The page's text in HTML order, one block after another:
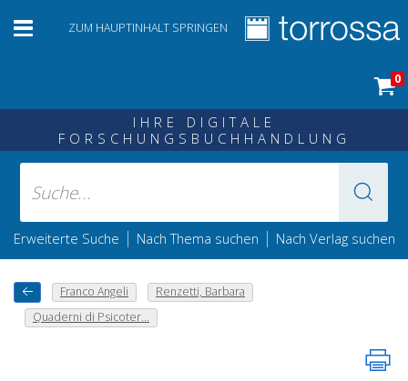
ZUM HAUPTINHALT SPRINGEN
0
IHRE DIGITALE
FORSCHUNGSBUCHHANDLUNG
Erweiterte Suche | Nach Thema suchen | Nach Verlag suchen
Franco Angeli
Renzetti, Barbara
Quaderni di Psicoter...